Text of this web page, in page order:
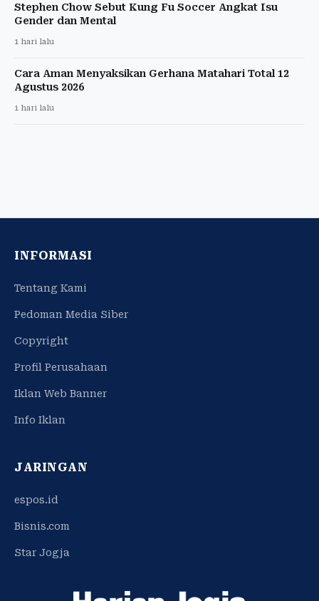
Stephen Chow Sebut Kung Fu Soccer Angkat Isu
Gender dan Mental
1 hari lalu
Cara Aman Menyaksikan Gerhana Matahari Total 12
Agustus 2026
1 hari lalu
INFORMASI
Tentang Kami
Pedoman Media Siber
Copyright
Profil Perusahaan
Iklan Web Banner
Info Iklan
JARINGAN
espos.id
Bisnis.com
Star Jogja